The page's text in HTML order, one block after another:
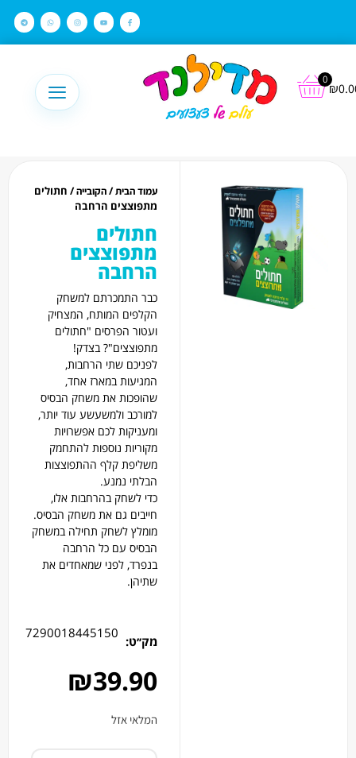
₪
0
עמוד הבית/הקובייה/ חתולים
מתפוצצים הרחבה
חתולים
מתפוצצים
הרחבה
כבר התמכרתם למשחק
הקלפים המותח, המצחיק
ועטור הפרסים "חתולים
מתפוצצים"? בצדק!
לפניכם שתי הרחבות,
המגיעות במארז אחד,
שהופכות את משחק הבסיס
למורכב ולמשעשע עוד יותר,
ומעניקות לכם אפשרויות
מקוריות נוספות להתחמק
משליפת קלף ההתפוצצות
הבלתי נמנע.
כדי לשחק בהרחבות אלו,
חייבים גם את משחק הבסיס.
מומלץ לשחק תחילה במשחק
הבסיס עם כל הרחבה
בנפרד, לפני שמאחדים את
שתיהן.
מק׳׳ט:
7290018445150
₪39.90
המלאי אזל